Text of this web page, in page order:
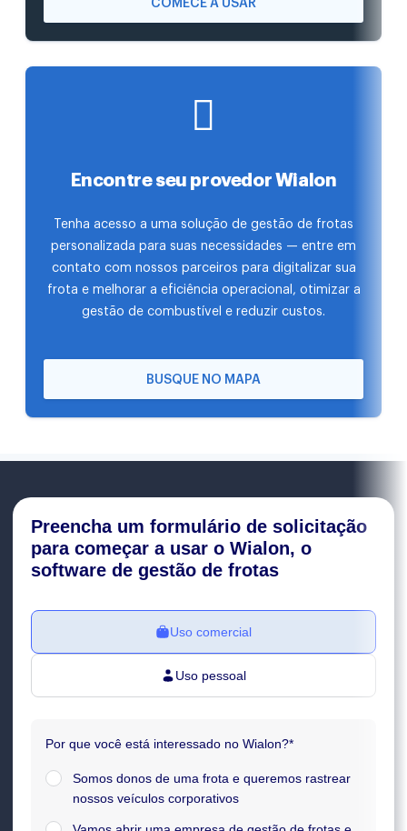
COMECE A USAR
Encontre seu provedor Wialon
Tenha acesso a uma solução de gestão de frotas
personalizada para suas necessidades — entre em
contato com nossos parceiros para digitalizar sua
frota e melhorar a eficiência operacional, otimizar a
gestão de combustível e reduzir custos.
BUSQUE NO MAPA